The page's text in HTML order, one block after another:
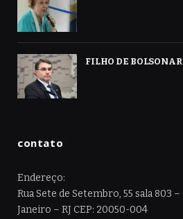
FILHO DE
contato
Endereço:
Rua Sete de Setembro, 55 sala 803
Janeiro – RJ CEP: 20050-004